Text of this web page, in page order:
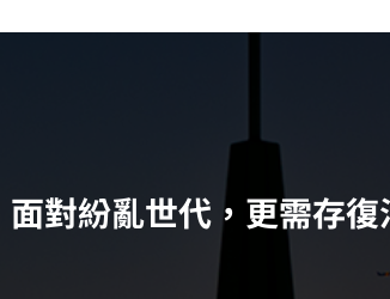
對紛亂世代，更需存復